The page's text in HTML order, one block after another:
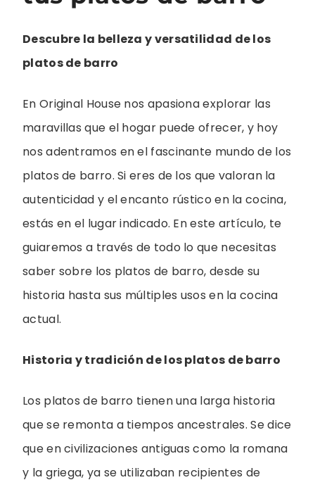
Descubre la belleza y versatilidad de los
platos de barro
En Original House nos apasiona explorar las
maravillas que el hogar puede ofrecer, y hoy
nos adentramos en el fascinante mundo de los
platos de barro. Si eres de los que valoran la
autenticidad y el encanto rústico en la cocina,
estás en el lugar indicado. En este artículo, te
guiaremos a través de todo lo que necesitas
saber sobre los platos de barro, desde su
historia hasta sus múltiples usos en la cocina
actual.
Historia y tradición de los platos de barro
Los platos de barro tienen una larga historia
que se remonta a tiempos ancestrales. Se dice
que en civilizaciones antiguas como la romana
y la griega, ya se utilizaban recipientes de